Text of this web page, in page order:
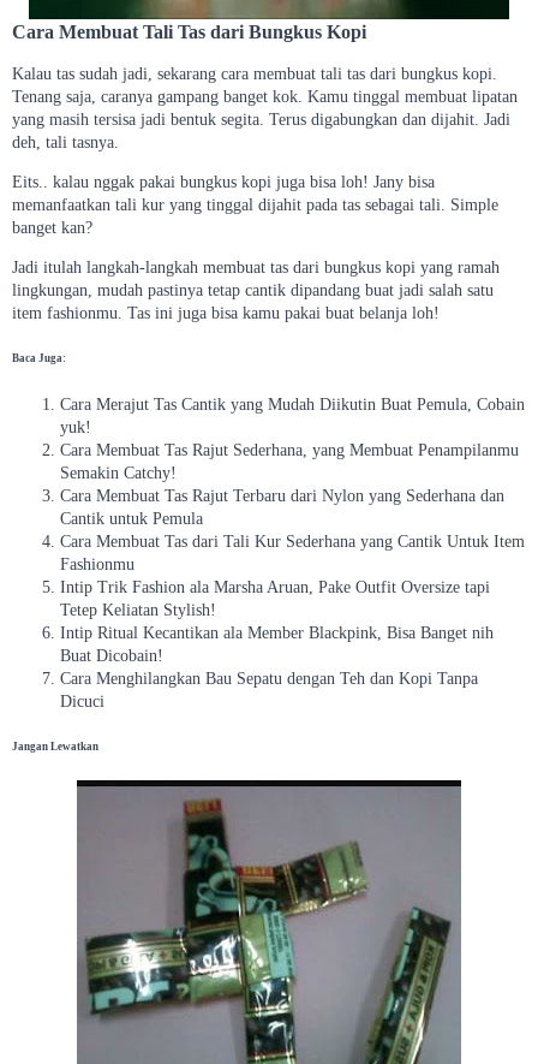
Cara Membuat Tali Tas dari Bungkus Kopi
Kalau tas sudah jadi, sekarang cara membuat tali tas dari bungkus kopi.
Tenang saja, caranya gampang banget kok. Kamu tinggal membuat lipatan
yang masih tersisa jadi bentuk segita. Terus digabungkan dan dijahit. Jadi
deh, tali tasnya.
Eits.. kalau nggak pakai bungkus kopi juga bisa loh! Jany bisa
memanfaatkan tali kur yang tinggal dijahit pada tas sebagai tali. Simple
banget kan?
Jadi itulah langkah-langkah membuat tas dari bungkus kopi yang ramah
lingkungan, mudah pastinya tetap cantik dipandang buat jadi salah satu
item fashionmu. Tas ini juga bisa kamu pakai buat belanja loh!
Baca Juga:
Cara Merajut Tas Cantik yang Mudah Diikutin Buat Pemula, Cobain
yuk!
Cara Membuat Tas Rajut Sederhana, yang Membuat Penampilanmu
Semakin Catchy!
Cara Membuat Tas Rajut Terbaru dari Nylon yang Sederhana dan
Cantik untuk Pemula
Cara Membuat Tas dari Tali Kur Sederhana yang Cantik Untuk Item
Fashionmu
Intip Trik Fashion ala Marsha Aruan, Pake Outfit Oversize tapi
Tetep Keliatan Stylish!
Intip Ritual Kecantikan ala Member Blackpink, Bisa Banget nih
Buat Dicobain!
Cara Menghilangkan Bau Sepatu dengan Teh dan Kopi Tanpa
Dicuci
Jangan Lewatkan